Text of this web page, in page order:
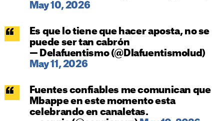
May 10, 2026
Es que lo tiene que hacer aposta, no se
puede ser tan cabrón
— Delafuentismo (@Dlafuentismolud)
May 11, 2026
Fuentes confiables me comunican que
Mbappe en este momento esta
celebrando en canaletas.